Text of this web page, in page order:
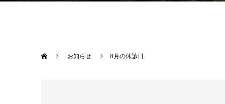
お知らせ 8月の休診日